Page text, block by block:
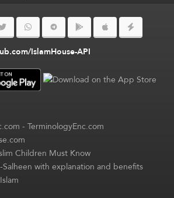
IslamHouse-API
-TerminologyEnc.com
Children Must Know
Salheen with explanation and benefits